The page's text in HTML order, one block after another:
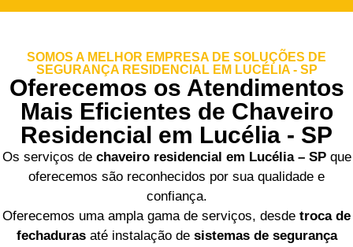
SOMOS A MELHOR EMPRESA DE SOLUÇÕES DE
SEGURANÇA RESIDENCIAL EM LUCÉLIA - SP
Oferecemos os Atendimentos
Mais Eficientes de Chaveiro
Residencial em Lucélia - SP
Os serviços de chaveiro residencial em Lucélia – SPque
oferecemos são reconhecidos por sua qualidade e
confiança.
Oferecemos uma ampla gama de serviços, desde troca de
fechadurasaté instalação de sistemas de segurança